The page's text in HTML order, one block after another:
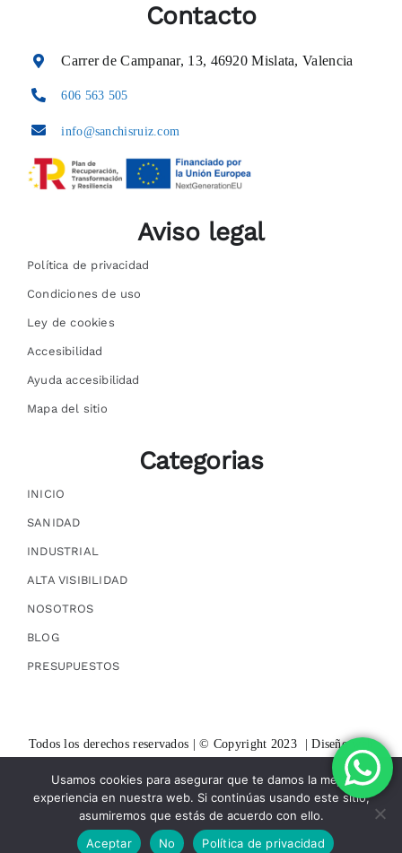
Contacto
Carrer de Campanar, 13, 46920 Mislata, Valencia
606 563 505
info@sanchisruiz.com
Aviso legal
Política de privacidad
Condiciones de uso
Ley de cookies
Accesibilidad
Ayuda accesibilidad
Mapa del sitio
Categorias
INICIO
SANIDAD
INDUSTRIAL
ALTA VISIBILIDAD
NOSOTROS
BLOG
PRESUPUESTOS
Todos los derechos reservados | © Copyright 2023 | Diseño web
Usamos cookies para asegurar que te damos la mejor
experiencia en nuestra web. Si continúas usando este sitio,
asumiremos que estás de acuerdo con ello.
Aceptar
No Política de privacidad